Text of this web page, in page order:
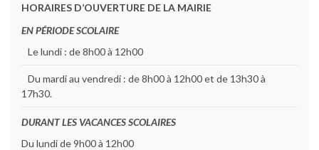
HORAIRES D’OUVERTURE DE LA MAIRIE
EN PÉRIODE SCOLAIRE
Le lundi : de 8h00 à 12h00
Du mardi au vendredi : de 8h00 à 12h00 et de 13h30 à
17h30.
DURANT LES VACANCES SCOLAIRES
Du lundi de 9h00 à 12h00